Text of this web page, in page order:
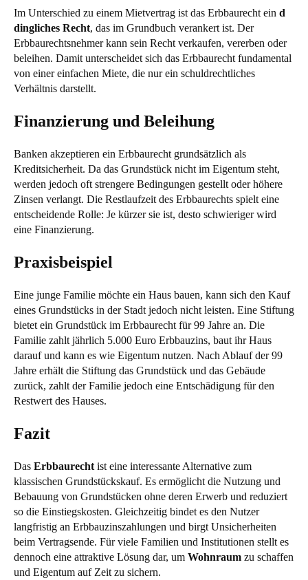
Im Unterschied zu einem Mietvertrag ist das Erbbaurecht ein d
dingliches Recht, das im Grundbuch verankert ist. Der
Erbbaurechtsnehmer kann sein Recht verkaufen, vererben oder
beleihen. Damit unterscheidet sich das Erbbaurecht fundamental
von einer einfachen Miete, die nur ein schuldrechtliches
Verhältnis darstellt.
Finanzierung und Beleihung
Banken akzeptieren ein Erbbaurecht grundsätzlich als
Kreditsicherheit. Da das Grundstück nicht im Eigentum steht,
werden jedoch oft strengere Bedingungen gestellt oder höhere
Zinsen verlangt. Die Restlaufzeit des Erbbaurechts spielt eine
entscheidende Rolle: Je kürzer sie ist, desto schwieriger wird
eine Finanzierung.
Praxisbeispiel
Eine junge Familie möchte ein Haus bauen, kann sich den Kauf
eines Grundstücks in der Stadt jedoch nicht leisten. Eine Stiftung
bietet ein Grundstück im Erbbaurecht für 99 Jahre an. Die
Familie zahlt jährlich 5.000 Euro Erbbauzins, baut ihr Haus
darauf und kann es wie Eigentum nutzen. Nach Ablauf der 99
Jahre erhält die Stiftung das Grundstück und das Gebäude
zurück, zahlt der Familie jedoch eine Entschädigung für den
Restwert des Hauses.
Fazit
Das Erbbaurecht ist eine interessante Alternative zum
klassischen Grundstückskauf. Es ermöglicht die Nutzung und
Bebauung von Grundstücken ohne deren Erwerb und reduziert
so die Einstiegskosten. Gleichzeitig bindet es den Nutzer
langfristig an Erbbauzinszahlungen und birgt Unsicherheiten
beim Vertragsende. Für viele Familien und Institutionen stellt es
dennoch eine attraktive Lösung dar, um Wohnraum zu schaffen
und Eigentum auf Zeit zu sichern.